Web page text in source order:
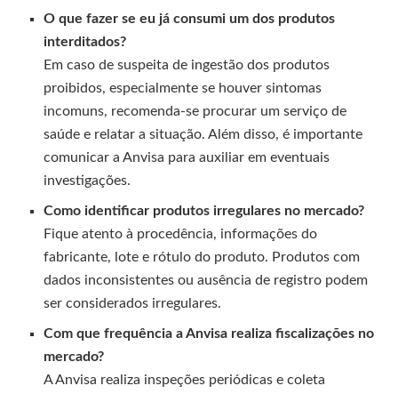
O que fazer se eu já consumi um dos produtos
interditados?
Em caso de suspeita de ingestão dos produtos
proibidos, especialmente se houver sintomas
incomuns, recomenda-se procurar um serviço de
saúde e relatar a situação. Além disso, é importante
comunicar a Anvisa para auxiliar em eventuais
investigações.
Como identificar produtos irregulares no mercado?
Fique atento à procedência, informações do
fabricante, lote e rótulo do produto. Produtos com
dados inconsistentes ou ausência de registro podem
ser considerados irregulares.
Com que frequência a Anvisa realiza fiscalizações no
mercado?
A Anvisa realiza inspeções periódicas e coleta